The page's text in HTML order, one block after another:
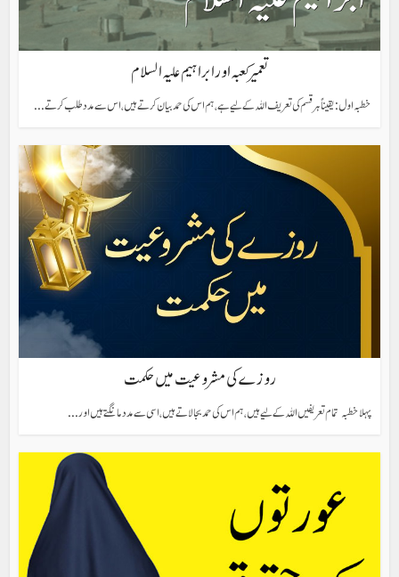
تعمیر کعبہ اور ابراہیم علیہ السلام
خطبہ اول: یقیناً ہر قسم کی تعریف اللہ کے لیے ہے، ہم اس کی حمد بیان کرتے ہیں، اس سے مدد طلب کرتے...
روزے کی مشروعیت میں حکمت
پہلا خطبہ تمام تعریفیں اللہ کے لیے ہیں، ہم اس کی حمد بجا لاتے ہیں، اسی سے مدد مانگتے ہیں اور...